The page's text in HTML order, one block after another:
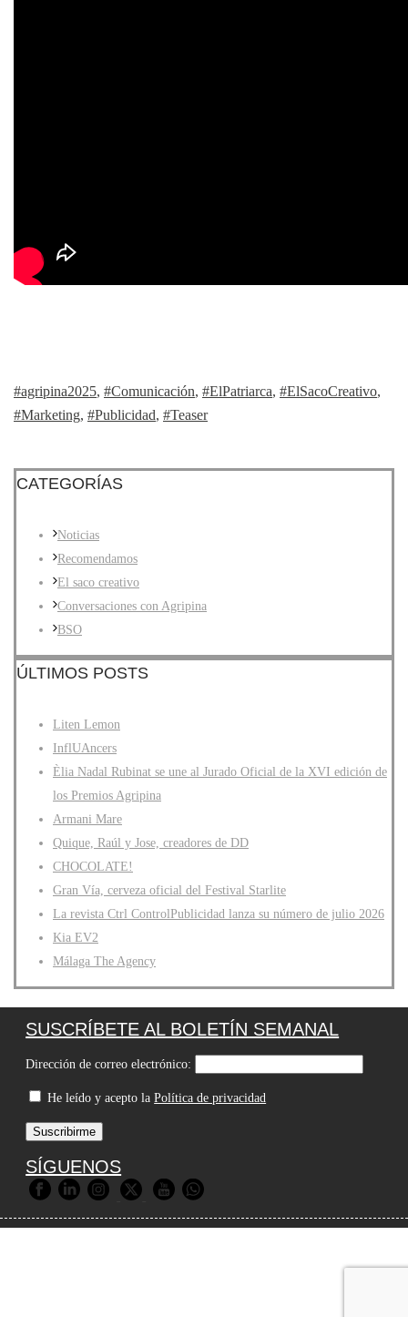
#agripina2025, #Comunicación, #ElPatriarca, #ElSacoCreativo,
#Marketing, #Publicidad, #Teaser
CATEGORÍAS
Noticias
Recomendamos
El saco creativo
Conversaciones con Agripina
BSO
ÚLTIMOS POSTS
Liten Lemon
InflUAncers
Èlia Nadal Rubinat se une al Jurado Oficial de la XVI edición de
los Premios Agripina
Armani Mare
Quique, Raúl y Jose, creadores de DD
CHOCOLATE!
Gran Vía, cerveza oficial del Festival Starlite
La revista Ctrl ControlPublicidad lanza su número de julio 2026
Kia EV2
Málaga The Agency
SUSCRÍBETE AL BOLETÍN SEMANAL
Dirección de correo electrónico:
He leído y acepto laPolítica de privacidad
SÍGUENOS
Política de Privacidad|